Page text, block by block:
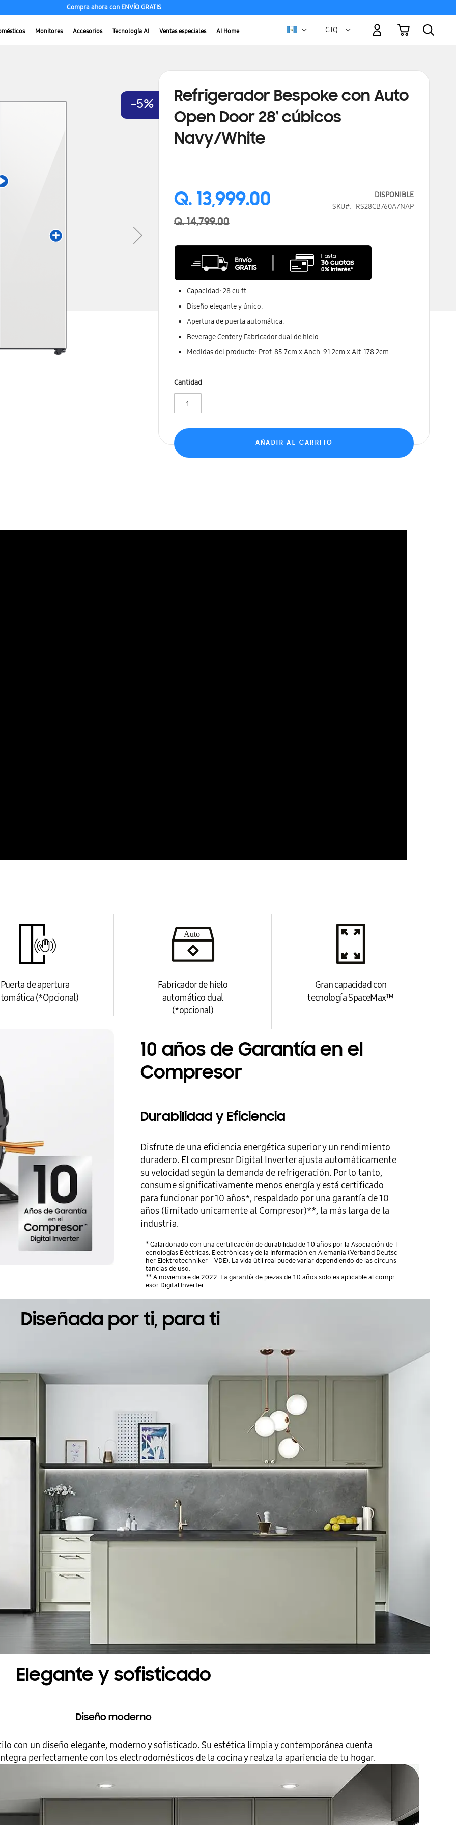
Compra ahora con ENVÍO GRATIS
Monitores Accesorios Tecnología AI Ventas especiales AI Home Moneda
GTQ -
Mi carrito
Refrigerador Bespoke con Auto
Open Door 28' cúbicos
Navy/White
Precio
especial
Q. 13,999.00
Q. 14,799.00
-5%
DISPONIBLE
SKU
RS28CB760A7NAP
Capacidad: 28 cu.ft.
Diseño elegante y único.
Apertura de puerta automática.
Beverage Center y Fabricador dual de hielo.
Medidas del producto: Prof. 85.7cm x Anch. 91.2cm x Alt. 178.2cm.
Cantidad
AÑADIR AL CARRITO
Puerta de apertura
(*Opcional)
Fabricador de hielo
automático dual
(*opcional)
Gran capacidad con
tecnología SpaceMax™
10 años de Garantía en el
Compresor
Durabilidad y Eficiencia
Disfrute de una eficiencia energética superior y un rendimiento
duradero. El compresor Digital Inverter ajusta automáticamente
su velocidad según la demanda de refrigeración. Por lo tanto,
consume significativamente menos energía y está certificado
para funcionar por 10 años*, respaldado por una garantía de 10
años (limitado unicamente al Compresor)**, la más larga de la
industria.
* Galardonado con una certificación de durabilidad de 10 años por la Asociación de T
ecnologías Eléctricas, Electrónicas y de la Información en Alemania (Verband Deutsc
her Elektrotechniker – VDE). La vida útil real puede variar dependiendo de las circuns
tancias de uso.
** A noviembre de 2022. La garantía de piezas de 10 años solo es aplicable al compr
esor Digital Inverter.
Diseñada por ti, para ti
Elegante y sofisticado
Diseño moderno
con un diseño elegante, moderno y sofisticado. Su estética limpia y contemporánea cuenta
perfectamente con los electrodomésticos de la cocina y realza la apariencia de tu hogar.